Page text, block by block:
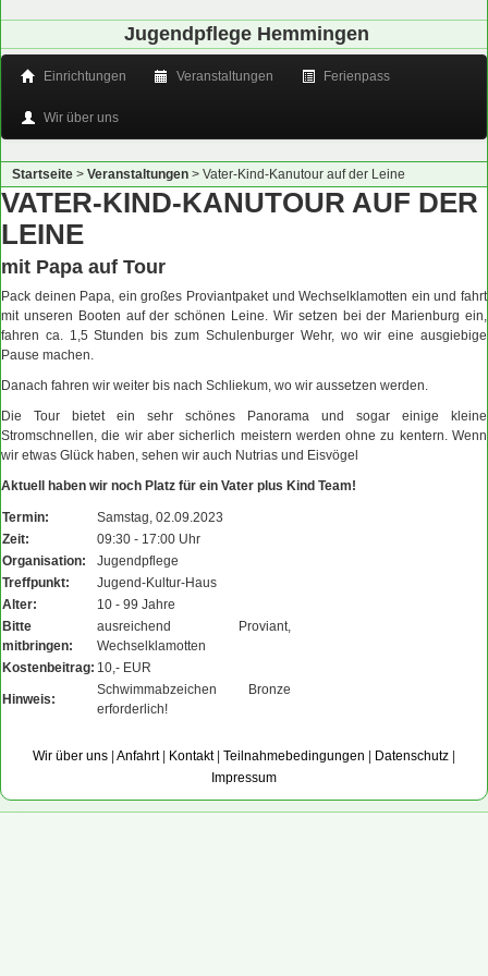
Jugendpflege Hemmingen
Einrichtungen Veranstaltungen Ferienpass
Wir über uns
Startseite > Veranstaltungen > Vater-Kind-Kanutour auf der Leine
VATER-KIND-KANUTOUR AUF DER
LEINE
mit Papa auf Tour
Pack deinen Papa, ein großes Proviantpaket und Wechselklamotten ein und fahrt
mit unseren Booten auf der schönen Leine. Wir setzen bei der Marienburg ein,
fahren ca. 1,5 Stunden bis zum Schulenburger Wehr, wo wir eine ausgiebige
Pause machen.
Danach fahren wir weiter bis nach Schliekum, wo wir aussetzen werden.
Die Tour bietet ein sehr schönes Panorama und sogar einige kleine
Stromschnellen, die wir aber sicherlich meistern werden ohne zu kentern. Wenn
wir etwas Glück haben, sehen wir auch Nutrias und Eisvögel
Aktuell haben wir noch Platz für ein Vater plus Kind Team!
Termin:
Samstag, 02.09.2023
Zeit:
09:30 - 17:00 Uhr
Organisation:
Jugendpflege
Treffpunkt:
Jugend-Kultur-Haus
Alter:
10 - 99 Jahre
Bitte
mitbringen:
ausreichend Proviant,
Wechselklamotten
Kostenbeitrag: 10,- EUR
Hinweis:
Schwimmabzeichen Bronze
erforderlich!
Wir über uns Anfahrt| Kontakt| Teilnahmebedingungen Datenschutz
Impressum